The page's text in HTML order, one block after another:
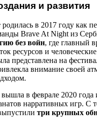
и развития
родилась в 2017 году как
Brave At Night из
без войн, где главный
ресурсов и
представлена на
внимание своей
в феврале 2020 года
нарративных игр. С
три крупных